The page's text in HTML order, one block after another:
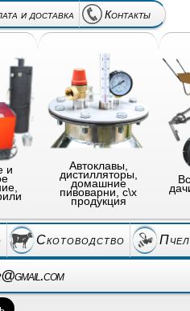
и доставка Контакты
и Автоклавы,
дистилляторы,
домашние
пивоварни, с\х
продукция
Скотоводство